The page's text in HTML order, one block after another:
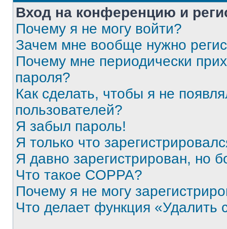
Вход на конференцию и
Почему я не могу войти?
Зачем мне вообще нужно
Почему мне периодически
пароля?
Как сделать, чтобы я не
пользователей?
Я забыл пароль!
Я только что
Я давно зарегистрирован, но
Что такое COPPA?
Почему я не могу
Что делает функция «Удалить